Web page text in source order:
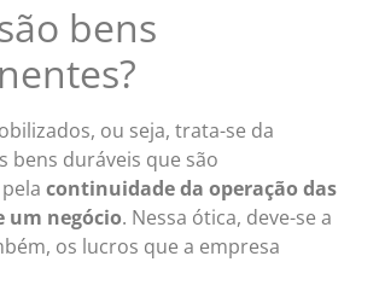
bens
ou seja, trata-se da
bens duráveis que são
pelacontinuidade da operação das
um negócio. Nessa ótica, deve-se a
os lucros que a empresa